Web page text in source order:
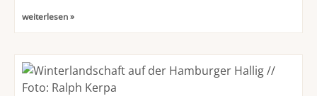
weiterlesen »